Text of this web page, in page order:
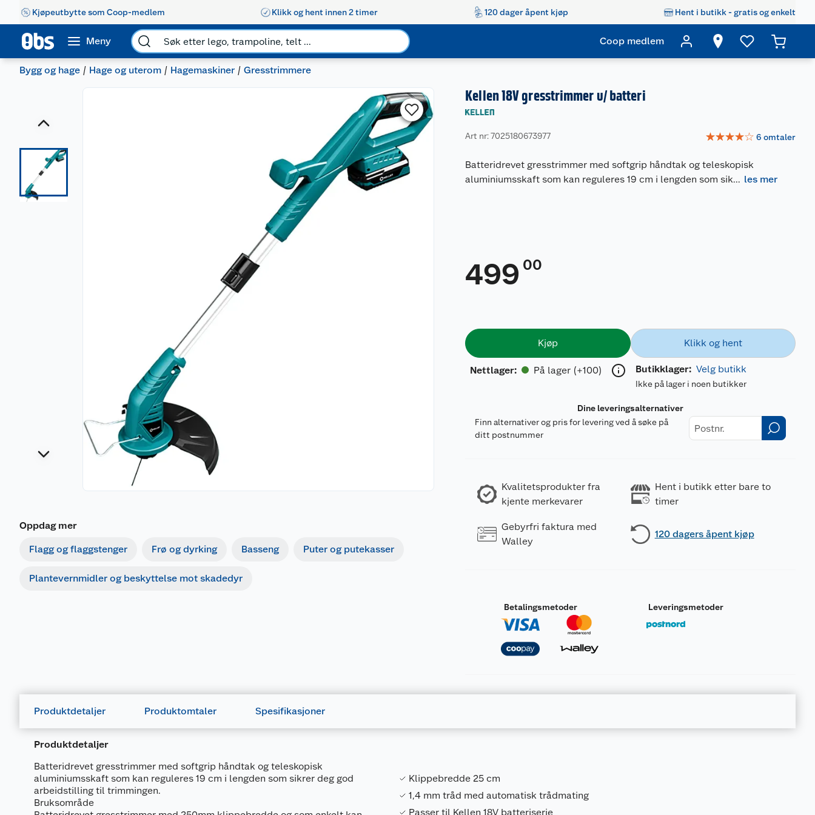
Kjøpeutbytte som Coop-medlem Klikk og hent innen 2 timer 120 dager åpent kjøp Hent i butikk - gratis og enkelt
Meny Coop medlem
Bygg og hage Hage og uterom Hagemaskiner Gresstrimmere
Oppdag mer
Flagg og flaggstenger Frø og dyrking Basseng Puter og putekasser
Plantevernmidler og beskyttelse mot skadedyr
Kellen 18V gresstrimmer u/ batteri
Art nr: 7025180673977 ☆☆☆☆☆ 6 omtaler
Batteridrevet gresstrimmer med softgrip håndtak og teleskopisk
aluminiumsskaft som kan reguleres 19 cm i lengden som sik... les mer
499 00
Kjøp
Nettlager: På lager (+100)
Klikk og hent
Butikklager: Velg butikk
Ikke på lager i noen butikker
Dine leveringsalternativer
Finn alternativer og pris for levering ved å søke på
ditt postnummer
Kvalitetsprodukter fra
kjente merkevarer
Hent i butikk etter bare to
timer
Gebyrfri faktura med
Walley
120 dagers åpent kjøp
Betalingsmetoder Leveringsmetoder
Produktdetaljer Produktomtaler Spesifikasjoner
Produktdetaljer
Batteridrevet gresstrimmer med softgrip håndtak og teleskopisk
aluminiumsskaft som kan reguleres 19 cm i lengden som sikrer deg god
arbeidstilling til trimmingen.
Bruksområde
Klippebredde 25 cm
1,4 mm tråd med automatisk trådmating
Passer til Kellen 18V batteriserie